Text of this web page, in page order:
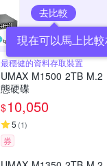
去比較
現在可以馬上比較
最穩健的資料存取裝置
UMAX M1500 2TB
態硬碟
$10,050
5 (1)
券